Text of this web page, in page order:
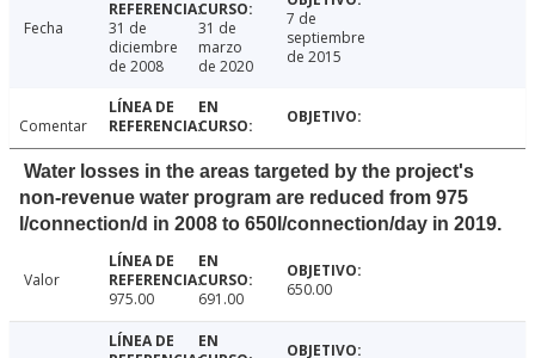
Fecha
31 de
diciembre
de 2008
31 de
marzo
de 2020
7 de
septiembre
de 2015
Comentar
Water losses in the areas targeted by the project's
non-revenue water program are reduced from 975
l/connection/d in 2008 to 650l/connection/day in 2019.
Valor
975.00
691.00 650.00